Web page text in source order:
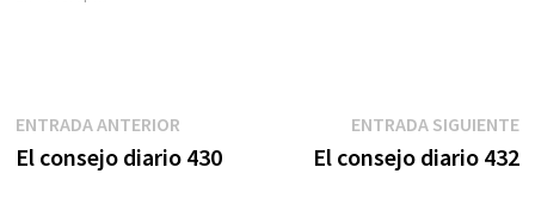
Navegación
de
ENTRADA ANTERIOREntrada
anterior:
El consejo diario 430
ENTRADA SIGUIENTE
El consejo diario 432